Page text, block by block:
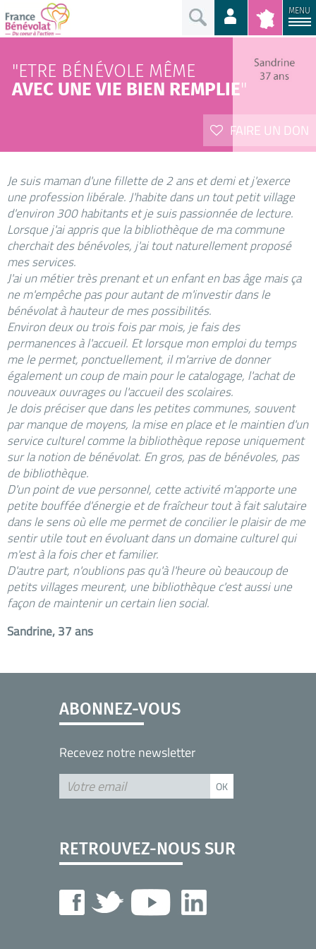
MENU
"ETRE BÉNÉVOLE MÊME
AVEC UNE VIE BIEN REMPLIE"
FAIRE UN DON
Je suis maman d'une fillette de 2 ans et demi et j'exerce
une profession libérale. J'habite dans un tout petit village
d'environ 300 habitants et je suis passionnée de lecture.
Lorsque j'ai appris que la bibliothèque de ma commune
cherchait des bénévoles, j'ai tout naturellement proposé
mes services.
J'ai un métier très prenant et un enfant en bas âge mais ça
ne m'empêche pas pour autant de m'investir dans le
bénévolat à hauteur de mes possibilités.
Environ deux ou trois fois par mois, je fais des
permanences à l'accueil. Et lorsque mon emploi du temps
me le permet, ponctuellement, il m'arrive de donner
également un coup de main pour le catalogage, l'achat de
nouveaux ouvrages ou l'accueil des scolaires.
Je dois préciser que dans les petites communes, souvent
par manque de moyens, la mise en place et le maintien d'un
service culturel comme la bibliothèque repose uniquement
sur la notion de bénévolat. En gros, pas de bénévoles, pas
de bibliothèque.
D'un point de vue personnel, cette activité m'apporte une
petite bouffée d'énergie et de fraîcheur tout à fait salutaire
dans le sens où elle me permet de concilier le plaisir de me
sentir utile tout en évoluant dans un domaine culturel qui
m'est à la fois cher et familier.
D'autre part, n'oublions pas qu'à l'heure où beaucoup de
petits villages meurent, une bibliothèque c'est aussi une
façon de maintenir un certain lien social.
Sandrine, 37 ans
ABONNEZ-VOUS
Recevez notre newsletter
RETROUVEZ-NOUS SUR